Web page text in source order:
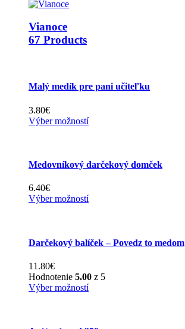
Vianoce
67 Products
Malý medík pre pani učiteľku
3.80€
Výber možnostíThis
variants.
may
be
the
product
Medovníkový darčekový domček
6.40€
Výber možnostíThis
variants.
may
be
chosen
Darčekový balíček – Povedz to medom
11.80€
Hodnotenie 5.00 z 5
Výber možnostíThis